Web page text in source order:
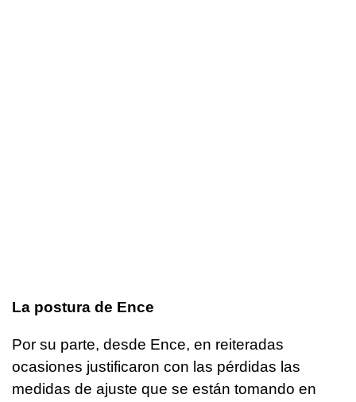
La postura de Ence
Por su parte, desde Ence, en reiteradas
ocasiones justificaron con las pérdidas las
medidas de ajuste que se están tomando en